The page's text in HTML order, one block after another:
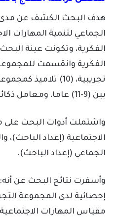
هدف البحث الكشف عن مدى
الجماعي لتنمية المهارات
الفكرية، وتكونت عينة
تجريبية، (10)
بين (9-11) عاما، ومعامل ذكائهم بين (55-70).
واشتملت أدوات البحث على
الاجتماعية (إعداد الباحث)،
الجماعي (إعداد الباحث).
وأسفرت نتائج البحث عن أنه:
إحصائية لدى المجموعة
مقياس المهارات الاجتماعية